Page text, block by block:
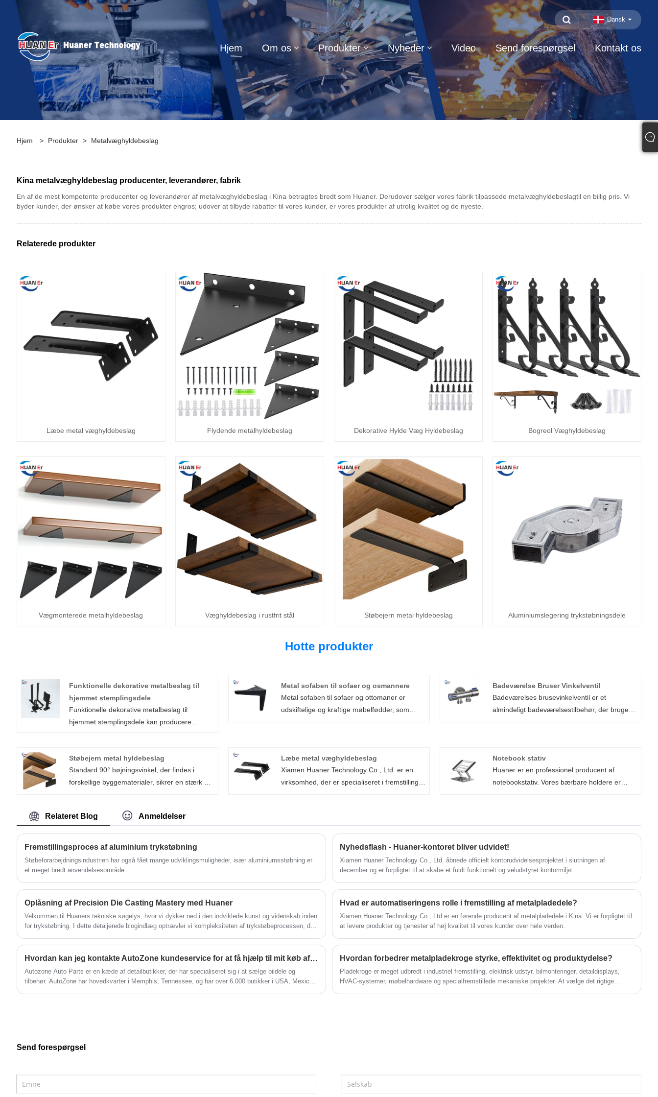
Dansk
Hjem Om os Produkter Nyheder Video Send forespørgsel Kontakt os
Hjem > Produkter > Metalvæghyldebeslag
Kina metalvæghyldebeslag producenter, leverandører, fabrik
En af de mest kompetente producenter og leverandører af metalvæghyldebeslag i Kina betragtes bredt som Huaner. Derudover sælger vores fabrik tilpassede metalvæghyldebeslagtil en billig pris. Vi
byder kunder, der ønsker at købe vores produkter engros; udover at tilbyde rabatter til vores kunder, er vores produkter af utrolig kvalitet og de nyeste.
Relaterede produkter
Læbe metal væghyldebeslag Flydende metalhyldebeslag Dekorative Hylde Væg Hyldebeslag Bogreol Væghyldebeslag
Vægmonterede metalhyldebeslag Væghyldebeslag i rustfrit stål Støbejern metal hyldebeslag Aluminiumslegering trykstøbningsdele
Hotte produkter
Funktionelle dekorative metalbeslag til
hjemmet stemplingsdele
Funktionelle dekorative metalbeslag til
hjemmet stemplingsdele kan producere
er behov for opbevaring. Der er forskellige
farver, overfladebehandling passer til enhver
indretning og kan bruges i ethvert miljø,
støtte i overkanten og nedenunder.
Metal sofaben til sofaer og osmannere
Metal sofaben til sofaer og ottomaner er
udskiftelige og kraftige møbelfødder, som
brugen af ​​støtten blevet udvidet, og spiller
rollen som at hæve sofaens højde eller ændre
sofabenene.
Badeværelse Bruser Vinkelventil
Badeværelses brusevinkelventil er et
almindeligt badeværelsestilbehør, der bruges
metalmaterialer som kobber eller rustfrit stål
og fås i forskellige farver og størrelser. Det
letter ikke kun vores dagligdag, men giver
Støbejern metal hyldebeslag
Standard 90° bøjningsvinkel, der findes i
forskellige byggematerialer, sikrer en stærk og
Støbejerns metalhyldebeslag er velegnede til
gips- og betonvægge.
Læbe metal væghyldebeslag
Xiamen Huaner Technology Co., Ltd. er en
virksomhed, der er specialiseret i fremstilling
design, høj bæreevne og er nemme at
installere til en række forskellige hjemme- og
kommercielle miljøer. De unikke læbekanter
tilføjer ikke kun et dekorativt touch, men øger
også stabiliteten af ​​emnet, hvilket gør dem
ideelle til organisering og udstilling.
Notebook stativ
Huaner er en professionel producent af
notebookstativ. Vores bærbare holdere er
Relateret Blog Anmeldelser
Fremstillingsproces af aluminium trykstøbning
Støbeforarbejdningsindustrien har også fået mange udviklingsmuligheder, især aluminiumsstøbning er
et meget bredt anvendelsesområde.
Nyhedsflash - Huaner-kontoret bliver udvidet!
Xiamen Huaner Technology Co., Ltd. åbnede officielt kontorudvidelsesprojektet i slutningen af ​​
december og er forpligtet til at skabe et fuldt funktionelt og veludstyret kontormiljø.
Oplåsning af Precision Die Casting Mastery med Huaner
Velkommen til Huaners tekniske søgelys, hvor vi dykker ned i den indviklede kunst og videnskab inden
for trykstøbning. I dette detaljerede blogindlæg optrævler vi kompleksiteten af ​​trykstøbeprocessen, der
metalfremstilling.
Hvad er automatiseringens rolle i fremstilling af metalpladedele?
Xiamen Huaner Technology Co., Ltd er en førende producent af metalpladedele i Kina. Vi er forpligtet til
at levere produkter og tjenester af høj kvalitet til vores kunder over hele verden.
Hvordan kan jeg kontakte AutoZone kundeservice for at få hjælp til mit køb af reservedele?
Autozone Auto Parts er en kæde af detailbutikker, der har specialiseret sig i at sælge bildele og
tilbehør. AutoZone har hovedkvarter i Memphis, Tennessee, og har over 6.000 butikker i USA, Mexico
Hvordan forbedrer metalpladekroge styrke, effektivitet og produktydelse?
Pladekroge er meget udbredt i industriel fremstilling, elektrisk udstyr, bilmonteringer, detaildisplays,
HVAC-systemer, møbelhardware og specialfremstillede mekaniske projekter. At vælge det rigtige
Send forespørgsel